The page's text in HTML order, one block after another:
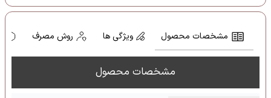
مشخصات محصول ویژگی ها روش مصرف
مشخصات محصول